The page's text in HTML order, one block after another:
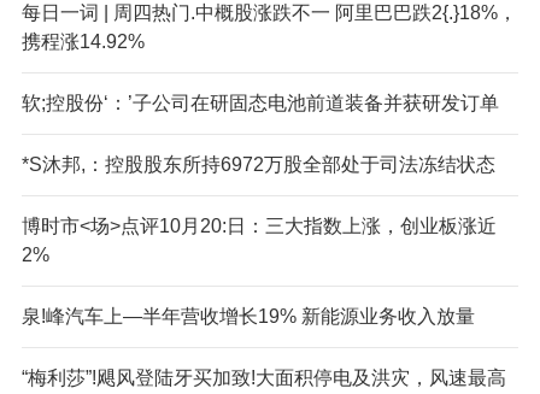
每日一词 | 周四热门.中概股涨跌不一 阿里巴巴跌2{.}18%，
携程涨14.92%
软;控股份‘：’子公司在研固态电池前道装备并获研发订单
*S沐邦,：控股股东所持6972万股全部处于司法冻结状态
博时市<场>点评10月20:日：三大指数上涨，创业板涨近
2%
泉!峰汽车上—半年营收增长19% 新能源业务收入放量
“梅利莎”!飓风登陆牙买加致!大面积停电及洪灾，风速最高